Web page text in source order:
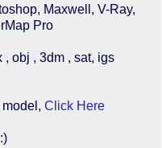
Maxwell, V-Ray,
Pro
, obj , 3dm , sat, igs
Click Here